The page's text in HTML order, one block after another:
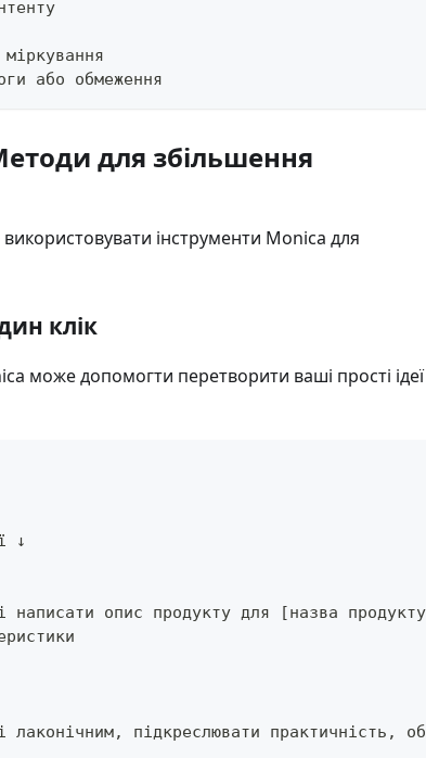
або обмеження
для збільшення
інструменти Monica для
клік
може допомогти перетворити ваші прості ідеї
↓
написати опис продукту для [назва
лаконічним, підкреслювати практичність,